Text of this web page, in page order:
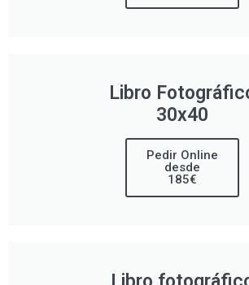
Libro
30x40
Pedir Online
desde
185€